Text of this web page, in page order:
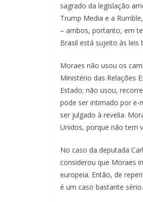
sagrado da legislação
Trump Media e a
– ambos, portanto, em
Brasil está sujeito às leis
Moraes não usou os
Ministério das Relações
Estado; não usou,
pode ser intimado por e-
ser julgado à revelia.
Unidos, porque não tem
No caso da deputada
considerou que Moraes
europeia. Então, de
é um caso bastante sério.